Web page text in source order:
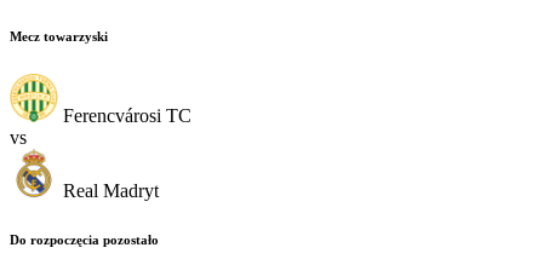
Mecz towarzyski
Ferencvárosi TC
vs
Real Madryt
Do rozpoczęcia pozostało